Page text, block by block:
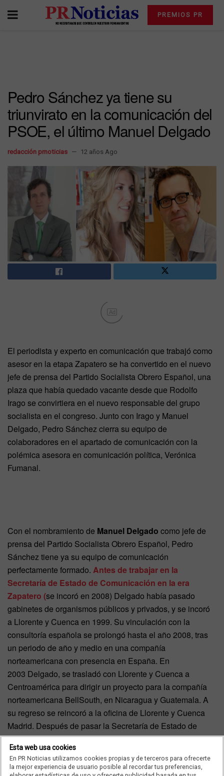
PREMIOS PR
Pedro Sánchez ya tiene su
triunvirato en la comunicación del
PSOE, el último Manuel Delgado
redacción prnoticias 12 años Ago
Ad
El periodista y experto en comunicación que trabajó como
asesor en la etapa Zapatero se ha convertido en el nuevo
jefe de prensa del Partido Socialista Obrero Español, una
plaza que había quedado vacante desde que Rodolfo
Irago se convirtiera en el nuevo responsable del grupo
socialista en el congreso. Junto con Irago y Manuel
Delgado, Pedro Sánchez cierra su equipo de
colaboradores en el apartado de comunicación con la
polémica asesora en comunicación política, Verónica
Fumanal.
Con el nombramiento de Manuel Delgado como jefe de
prensa del Partido Socialista Obrero Español, Pedro
Sánchez tiene ya su equipo de comunicación
perfectamente formado. Antes de trabajar en la
Secretaría de Estado de Comunicación en la era
Zapatero (se incoró en 2008) Delgado había pasado
gabinetes de organismos públicos y privados, y se incoró
a Llorente y Cuenca en 1999. Su vinculación con la
consultoría española se prolongó hasta el año 2008, tras
un periodo de año y medio en una compañía
norteamericana con presencia en España. En
2003 Delgado, se trasladó con Llorente y Cuenca a
Centroamérica para dirigir un proyecto para la compañía
norteamericana BellSouth, en Nicaragua y Guatemala. A
su regreso se reincoró a la oficina de Llorente y Cuenca
Madrid. Después de pasar la Secretaría de Estado de
Comunicación, Manuel Delgado Volvió a la consultora
Llorente y Cuenca, donde dirigió la oficina de Ecuador y
ha sido asesor externo de la firma hasta este momento.
Esta web usa cookies
En PR Noticias utilizamos cookies propias y de terceros para ofrecerte
la mejor experiencia de usuario posible al recordar tus preferencias,